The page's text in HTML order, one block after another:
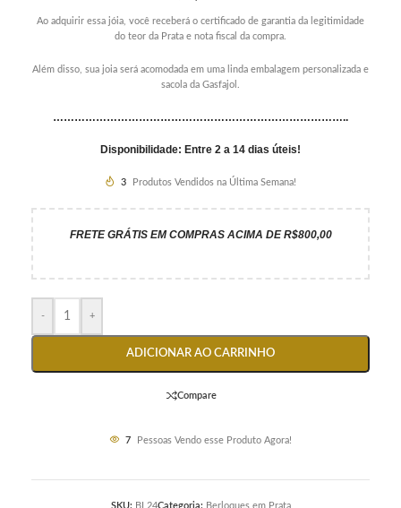
Ao adquirir essa jóia, você receberá o certificado de garantia da legitimidade
do teor da Prata e nota fiscal da compra.
Além disso, sua joia será acomodada em uma linda embalagem personalizada e
sacola da Gasfajol.
………………………………………………………………………..
Disponibilidade: Entre 2 a 14 dias úteis!
3 Produtos Vendidos na Última Semana!
FRETE GRÁTIS EM COMPRAS ACIMA DE R$800,00
- +
ADICIONAR AO CARRINHO
Compare
7 Pessoas Vendo esse Produto Agora!
SKU: BL24Categoria: Berloques em Prata